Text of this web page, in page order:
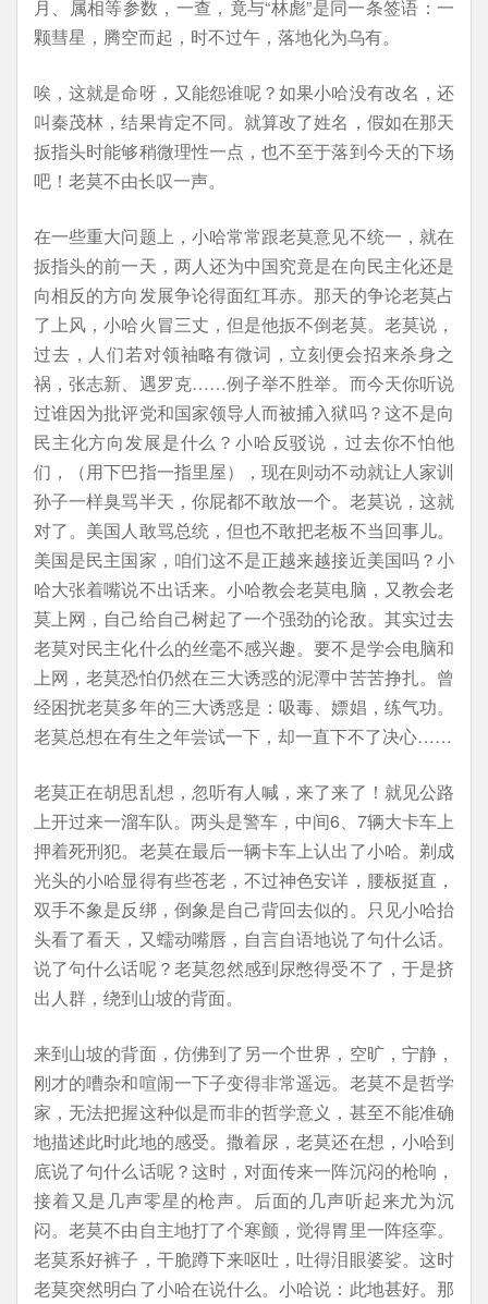
月、属相等参数，一查，竟与“林彪”是同一条签语：一
颗彗星，腾空而起，时不过午，落地化为乌有。
唉，这就是命呀，又能怨谁呢？如果小哈没有改名，还
叫秦茂林，结果肯定不同。就算改了姓名，假如在那天
扳指头时能够稍微理性一点，也不至于落到今天的下场
吧！老莫不由长叹一声。
在一些重大问题上，小哈常常跟老莫意见不统一，就在
扳指头的前一天，两人还为中国究竟是在向民主化还是
向相反的方向发展争论得面红耳赤。那天的争论老莫占
了上风，小哈火冒三丈，但是他扳不倒老莫。老莫说，
过去，人们若对领袖略有微词，立刻便会招来杀身之
祸，张志新、遇罗克……例子举不胜举。而今天你听说
过谁因为批评党和国家领导人而被捕入狱吗？这不是向
民主化方向发展是什么？小哈反驳说，过去你不怕他
们，（用下巴指一指里屋），现在则动不动就让人家训
孙子一样臭骂半天，你屁都不敢放一个。老莫说，这就
对了。美国人敢骂总统，但也不敢把老板不当回事儿。
美国是民主国家，咱们这不是正越来越接近美国吗？小
哈大张着嘴说不出话来。小哈教会老莫电脑，又教会老
莫上网，自己给自己树起了一个强劲的论敌。其实过去
老莫对民主化什么的丝毫不感兴趣。要不是学会电脑和
上网，老莫恐怕仍然在三大诱惑的泥潭中苦苦挣扎。曾
经困扰老莫多年的三大诱惑是：吸毒、嫖娼，练气功。
老莫总想在有生之年尝试一下，却一直下不了决心……
老莫正在胡思乱想，忽听有人喊，来了来了！就见公路
上开过来一溜车队。两头是警车，中间6、7辆大卡车上
押着死刑犯。老莫在最后一辆卡车上认出了小哈。剃成
光头的小哈显得有些苍老，不过神色安详，腰板挺直，
双手不象是反绑，倒象是自己背回去似的。只见小哈抬
头看了看天，又蠕动嘴唇，自言自语地说了句什么话。
说了句什么话呢？老莫忽然感到尿憋得受不了，于是挤
出人群，绕到山坡的背面。
来到山坡的背面，仿佛到了另一个世界，空旷，宁静，
刚才的嘈杂和喧闹一下子变得非常遥远。老莫不是哲学
家，无法把握这种似是而非的哲学意义，甚至不能准确
地描述此时此地的感受。撒着尿，老莫还在想，小哈到
底说了句什么话呢？这时，对面传来一阵沉闷的枪响，
接着又是几声零星的枪声。后面的几声听起来尤为沉
闷。老莫不由自主地打了个寒颤，觉得胃里一阵痉挛。
老莫系好裤子，干脆蹲下来呕吐，吐得泪眼婆娑。这时
老莫突然明白了小哈在说什么。小哈说：此地甚好。那